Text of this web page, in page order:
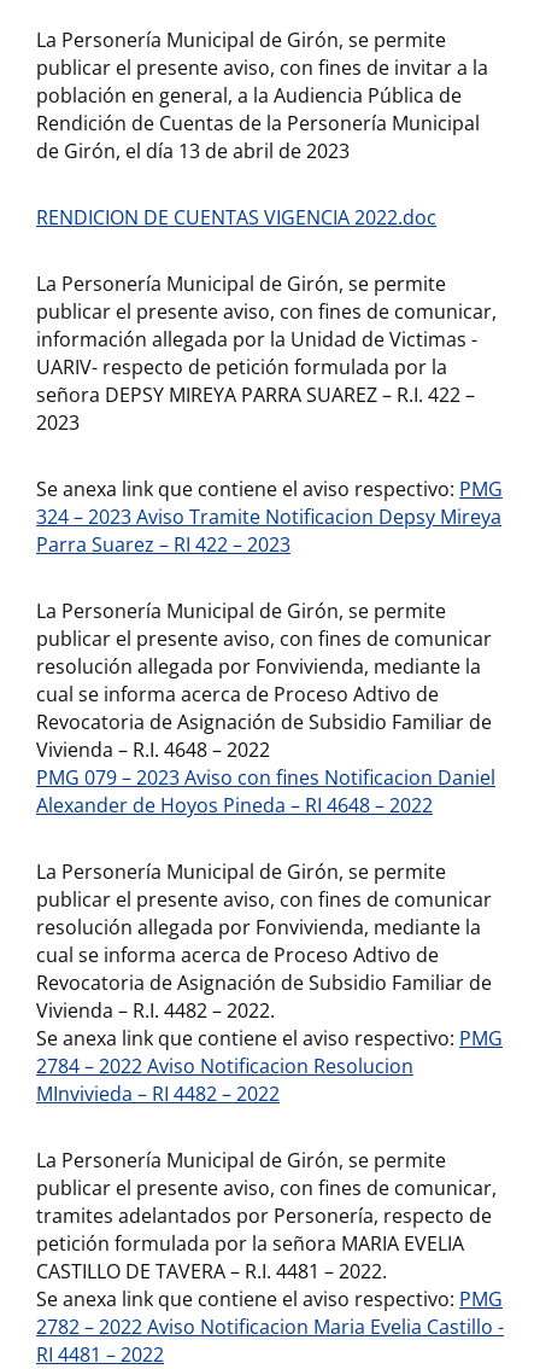
La Personería Municipal de Girón, se permite
publicar el presente aviso, con fines de invitar a la
población en general, a la Audiencia Pública de
Rendición de Cuentas de la Personería Municipal
de Girón, el día 13 de abril de 2023
RENDICION DE CUENTAS VIGENCIA 2022.doc
La Personería Municipal de Girón, se permite
publicar el presente aviso, con fines de comunicar,
información allegada por la Unidad de Victimas -
UARIV- respecto de petición formulada por la
señora DEPSY MIREYA PARRA SUAREZ – R.I. 422 –
2023
Se anexa link que contiene el aviso respectivo: PMG
324 – 2023 Aviso Tramite Notificacion Depsy Mireya
Parra Suarez – RI 422 – 2023
La Personería Municipal de Girón, se permite
publicar el presente aviso, con fines de comunicar
resolución allegada por Fonvivienda, mediante la
cual se informa acerca de Proceso Adtivo de
Revocatoria de Asignación de Subsidio Familiar de
Vivienda – R.I. 4648 – 2022
PMG 079 – 2023 Aviso con fines Notificacion Daniel
Alexander de Hoyos Pineda – RI 4648 – 2022
La Personería Municipal de Girón, se permite
publicar el presente aviso, con fines de comunicar
resolución allegada por Fonvivienda, mediante la
cual se informa acerca de Proceso Adtivo de
Revocatoria de Asignación de Subsidio Familiar de
Vivienda – R.I. 4482 – 2022.
Se anexa link que contiene el aviso respectivo: PMG
2784 – 2022 Aviso Notificacion Resolucion
MInvivieda – RI 4482 – 2022
La Personería Municipal de Girón, se permite
publicar el presente aviso, con fines de comunicar,
tramites adelantados por Personería, respecto de
petición formulada por la señora MARIA EVELIA
CASTILLO DE TAVERA – R.I. 4481 – 2022.
Se anexa link que contiene el aviso respectivo: PMG
2782 – 2022 Aviso Notificacion Maria Evelia Castillo -
RI 4481 – 2022